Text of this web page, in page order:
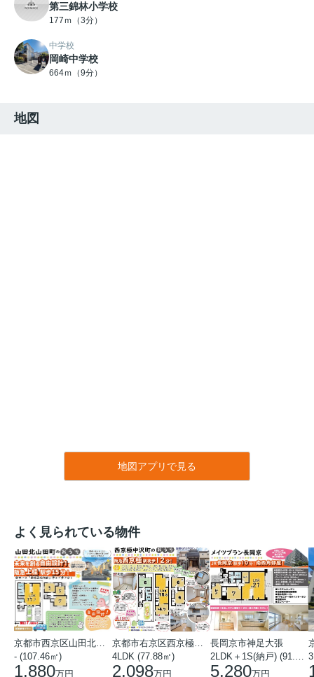
第三錦林小学校
177ｍ（3分）
中学校
岡崎中学校
664ｍ（9分）
地図
地図アプリで見る
よく見られている物件
- (107.46㎡)
1,880万円
4LDK (77.88㎡)
2,098万円
長岡京市神足大張
5,280万円